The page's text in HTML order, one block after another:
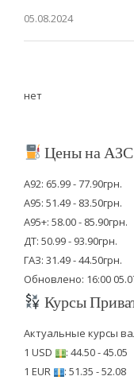
05.08.2024
нет
Цены на
А92: 65.99 - 77.90грн.
А95: 51.49 - 83.50грн.
А95+: 58.00 - 85.90грн.
ДТ: 50.99 - 93.90грн.
ГАЗ: 31.49 - 44.50грн.
Обновлено: 16:00
Курсы
Актуальные курсы
1 USD
: 44.50 - 45.05
1 EUR
: 51.35 - 52.08